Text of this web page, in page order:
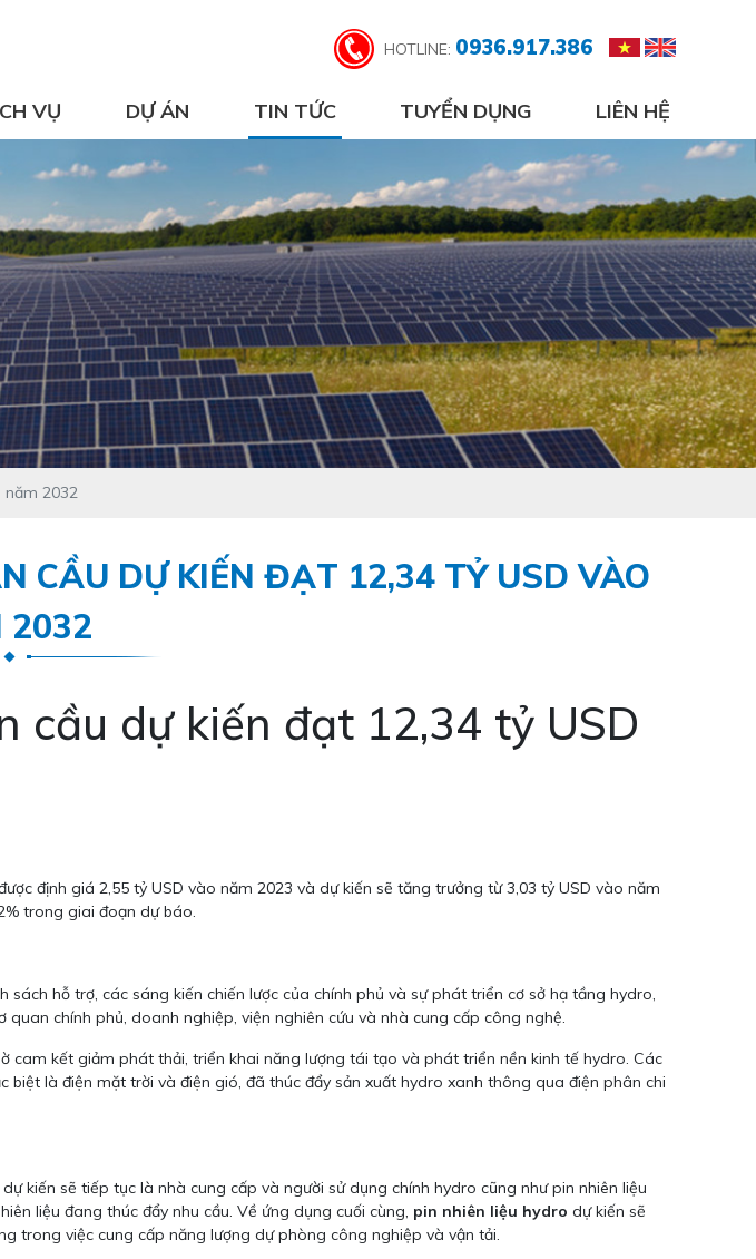
HOTLINE: 0936.917.386
VỤ DỰ ÁN TIN TỨC TUYỂN DỤNG LIÊN HỆ
2032
CẦU DỰ KIẾN ĐẠT 12,34 TỶ USD VÀO
2032
dự kiến đạt 12,34 tỷ USD
định giá 2,55 tỷ USD vào năm 2023 và dự kiến sẽ tăng trưởng từ 3,03 tỷ USD vào năm
trong giai đoạn dự báo.
hỗ trợ, các sáng kiến chiến lược của chính phủ và sự phát triển cơ sở hạ tầng hydro,
chính phủ, doanh nghiệp, viện nghiên cứu và nhà cung cấp công nghệ.
cam kết giảm phát thải, triển khai năng lượng tái tạo và phát triển nền kinh tế hydro. Các
là điện mặt trời và điện gió, đã thúc đẩy sản xuất hydro xanh thông qua điện phân chi
kiến sẽ tiếp tục là nhà cung cấp và người sử dụng chính hydro cũng như pin nhiên liệu
liệu đang thúc đẩy nhu cầu. Về ứng dụng cuối cùng, pin nhiên liệu hydro dự kiến sẽ
trong việc cung cấp năng lượng dự phòng công nghiệp và vận tải.